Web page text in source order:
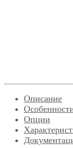
Описание
Опции